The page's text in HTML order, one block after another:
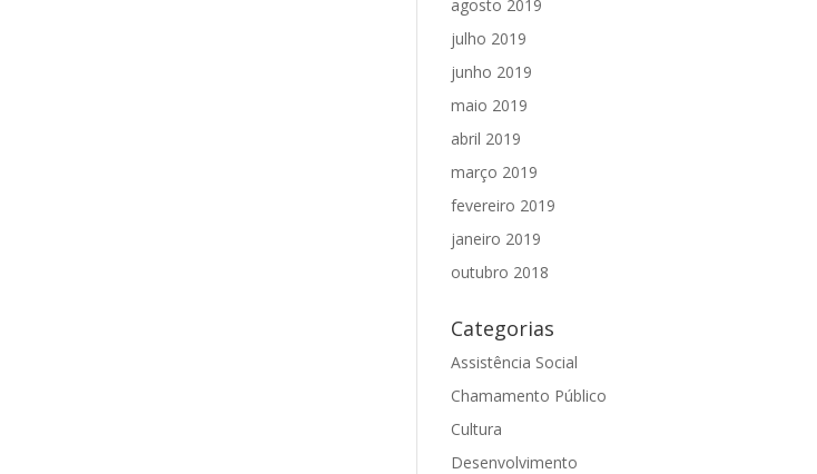
agosto 2019
julho 2019
junho 2019
maio 2019
abril 2019
março 2019
fevereiro 2019
janeiro 2019
outubro 2018
Categorias
Assistência Social
Chamamento Público
Cultura
Desenvolvimento